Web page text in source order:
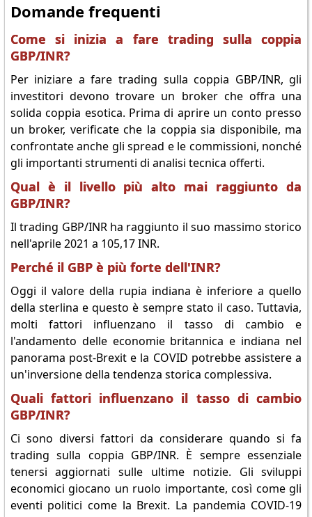
Domande frequenti
Come si inizia a fare trading sulla coppia
GBP/INR?
Per iniziare a fare trading sulla coppia GBP/INR, gli
investitori devono trovare un broker che offra una
solida coppia esotica. Prima di aprire un conto presso
un broker, verificate che la coppia sia disponibile, ma
confrontate anche gli spread e le commissioni, nonché
gli importanti strumenti di analisi tecnica offerti.
Qual è il livello più alto mai raggiunto da
GBP/INR?
Il trading GBP/INR ha raggiunto il suo massimo storico
nell'aprile 2021 a 105,17 INR.
Perché il GBP è più forte dell'INR?
Oggi il valore della rupia indiana è inferiore a quello
della sterlina e questo è sempre stato il caso. Tuttavia,
molti fattori influenzano il tasso di cambio e
l'andamento delle economie britannica e indiana nel
panorama post-Brexit e la COVID potrebbe assistere a
un'inversione della tendenza storica complessiva.
Quali fattori influenzano il tasso di cambio
GBP/INR?
Ci sono diversi fattori da considerare quando si fa
trading sulla coppia GBP/INR. È sempre essenziale
tenersi aggiornati sulle ultime notizie. Gli sviluppi
economici giocano un ruolo importante, così come gli
eventi politici come la Brexit. La pandemia COVID-19